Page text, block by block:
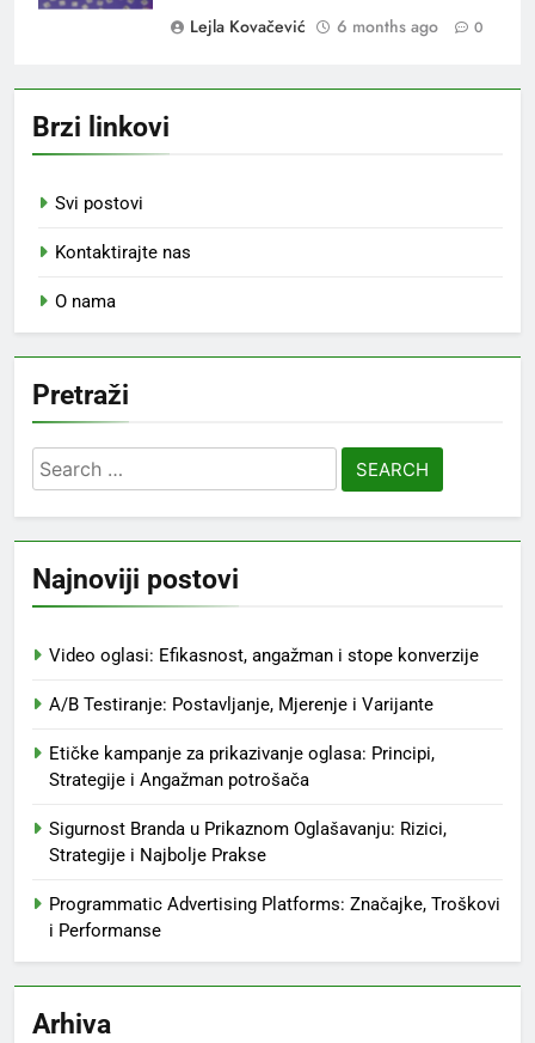
Lejla Kovačević
6 months ago 0
Brzi linkovi
Svi postovi
Kontaktirajte nas
O nama
Pretraži
Search
for:
Najnoviji postovi
Video oglasi: Efikasnost, angažman i stope konverzije
A/B Testiranje: Postavljanje, Mjerenje i Varijante
Etičke kampanje za prikazivanje oglasa: Principi,
Strategije i Angažman potrošača
Sigurnost Branda u Prikaznom Oglašavanju: Rizici,
Strategije i Najbolje Prakse
Programmatic Advertising Platforms: Značajke, Troškovi
i Performanse
Arhiva